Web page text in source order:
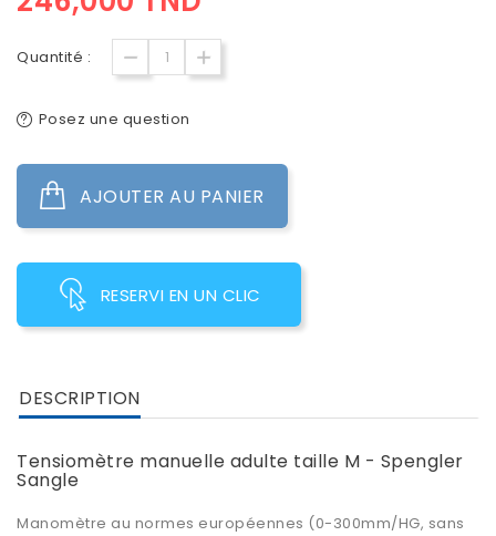
Quantité :
Posez une question
AJOUTER AU PANIER
RESERVI EN UN CLIC
DESCRIPTION
Tensiomètre manuelle adulte taille M - Spengler
Sangle
Manomètre au normes européennes (0-300mm/HG, sans